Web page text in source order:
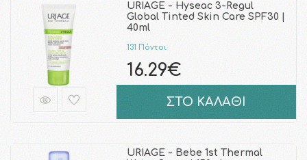
URIAGE - Hyseac 3-Regul
Global Tinted Skin Care SPF30 |
40ml
131 Πόντοι
16.29€
ΣΤΟ ΚΑΛΑΘΙ
URIAGE - Bebe 1st Thermal